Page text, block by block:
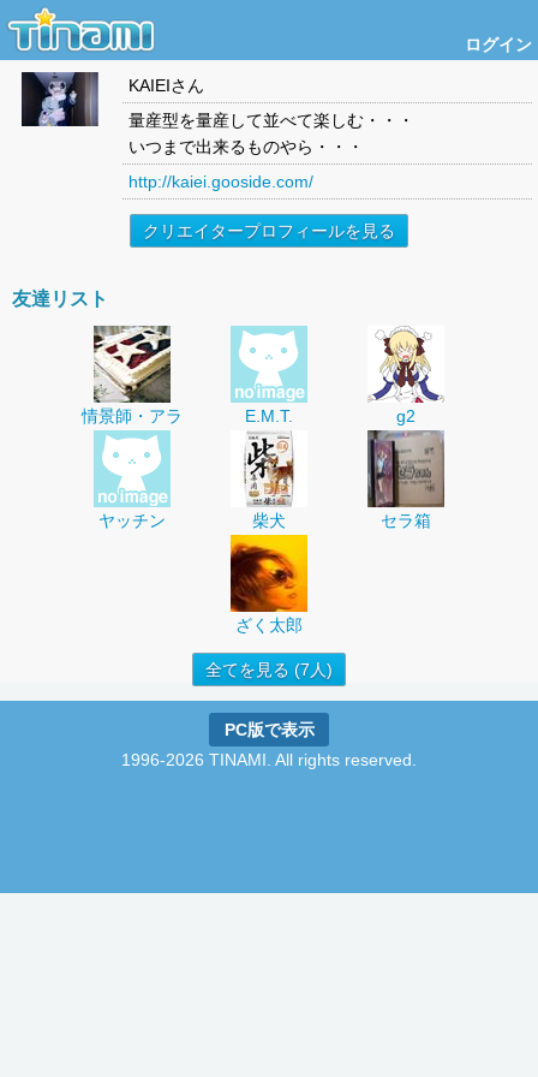
ログイン
KAIEIさん
量産型を量産して並べて楽しむ・・・
いつまで出来るものやら・・・
http://kaiei.gooside.com/
クリエイタープロフィールを見る
友達リスト
情景師・アラ E.M.T. g2
ヤッチン 柴犬 セラ箱
ざく太郎
全てを見る (7人)
PC版で表示
1996-2026 TINAMI. All rights reserved.